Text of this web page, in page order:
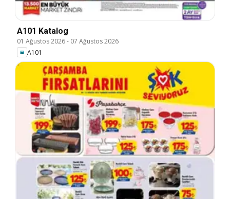
A101 Katalog
01 Ağustos 2026- 07 Ağustos 2026
A101